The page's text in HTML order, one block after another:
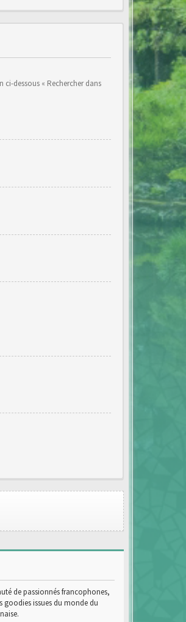
dessous « Rechercher dans
de passionnés francophones,
goodies issues du monde du